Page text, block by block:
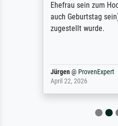
Ehefrau sein zum
auch Geburtstag sein)
zugestellt wurde.
Jürgen@ProvenExpert
April 22, 2026